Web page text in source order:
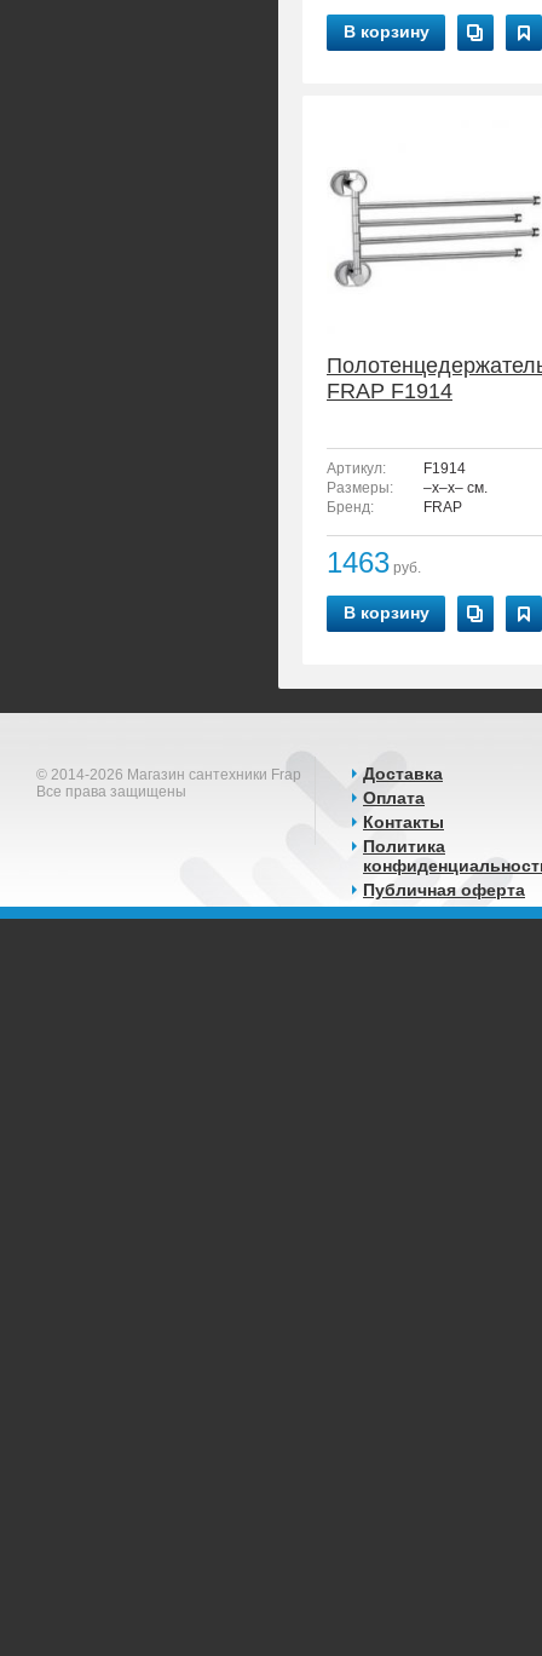
В корзину
FRAP F1914
Артикул:
F1914
Размеры:
–x–x– см.
Бренд:
FRAP
1463 руб.
В корзину
© 2014-2026 Магазин сантехники Frap
Все права защищены
Доставка
Оплата
Контакты
Политика
Публичная оферта